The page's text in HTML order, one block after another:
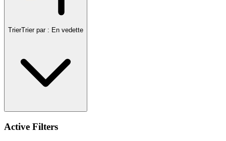
TrierTrier par : En vedette
Active Filters